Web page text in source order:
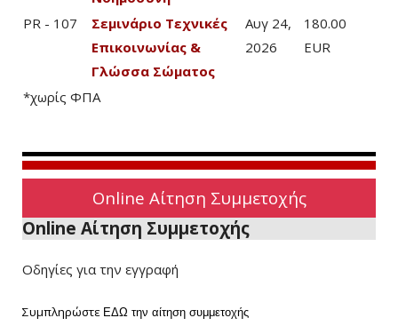
PR - 107
Σεμινάριο Τεχνικές
Επικοινωνίας &
Γλώσσα Σώματος
Αυγ 24,
2026
180.00
EUR
*χωρίς ΦΠΑ
Online Αίτηση Συμμετοχής
Online Αίτηση Συμμετοχής
Οδηγίες για την εγγραφή
Συμπληρώστε ΕΔΩ την αίτηση συμμετοχής